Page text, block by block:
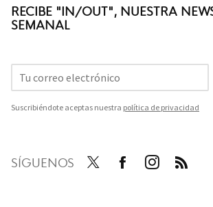
RECIBE "IN/OUT", NUESTRA
SEMANAL
Suscribiéndote aceptas nuestra política de privacidad
SÍGUENOS